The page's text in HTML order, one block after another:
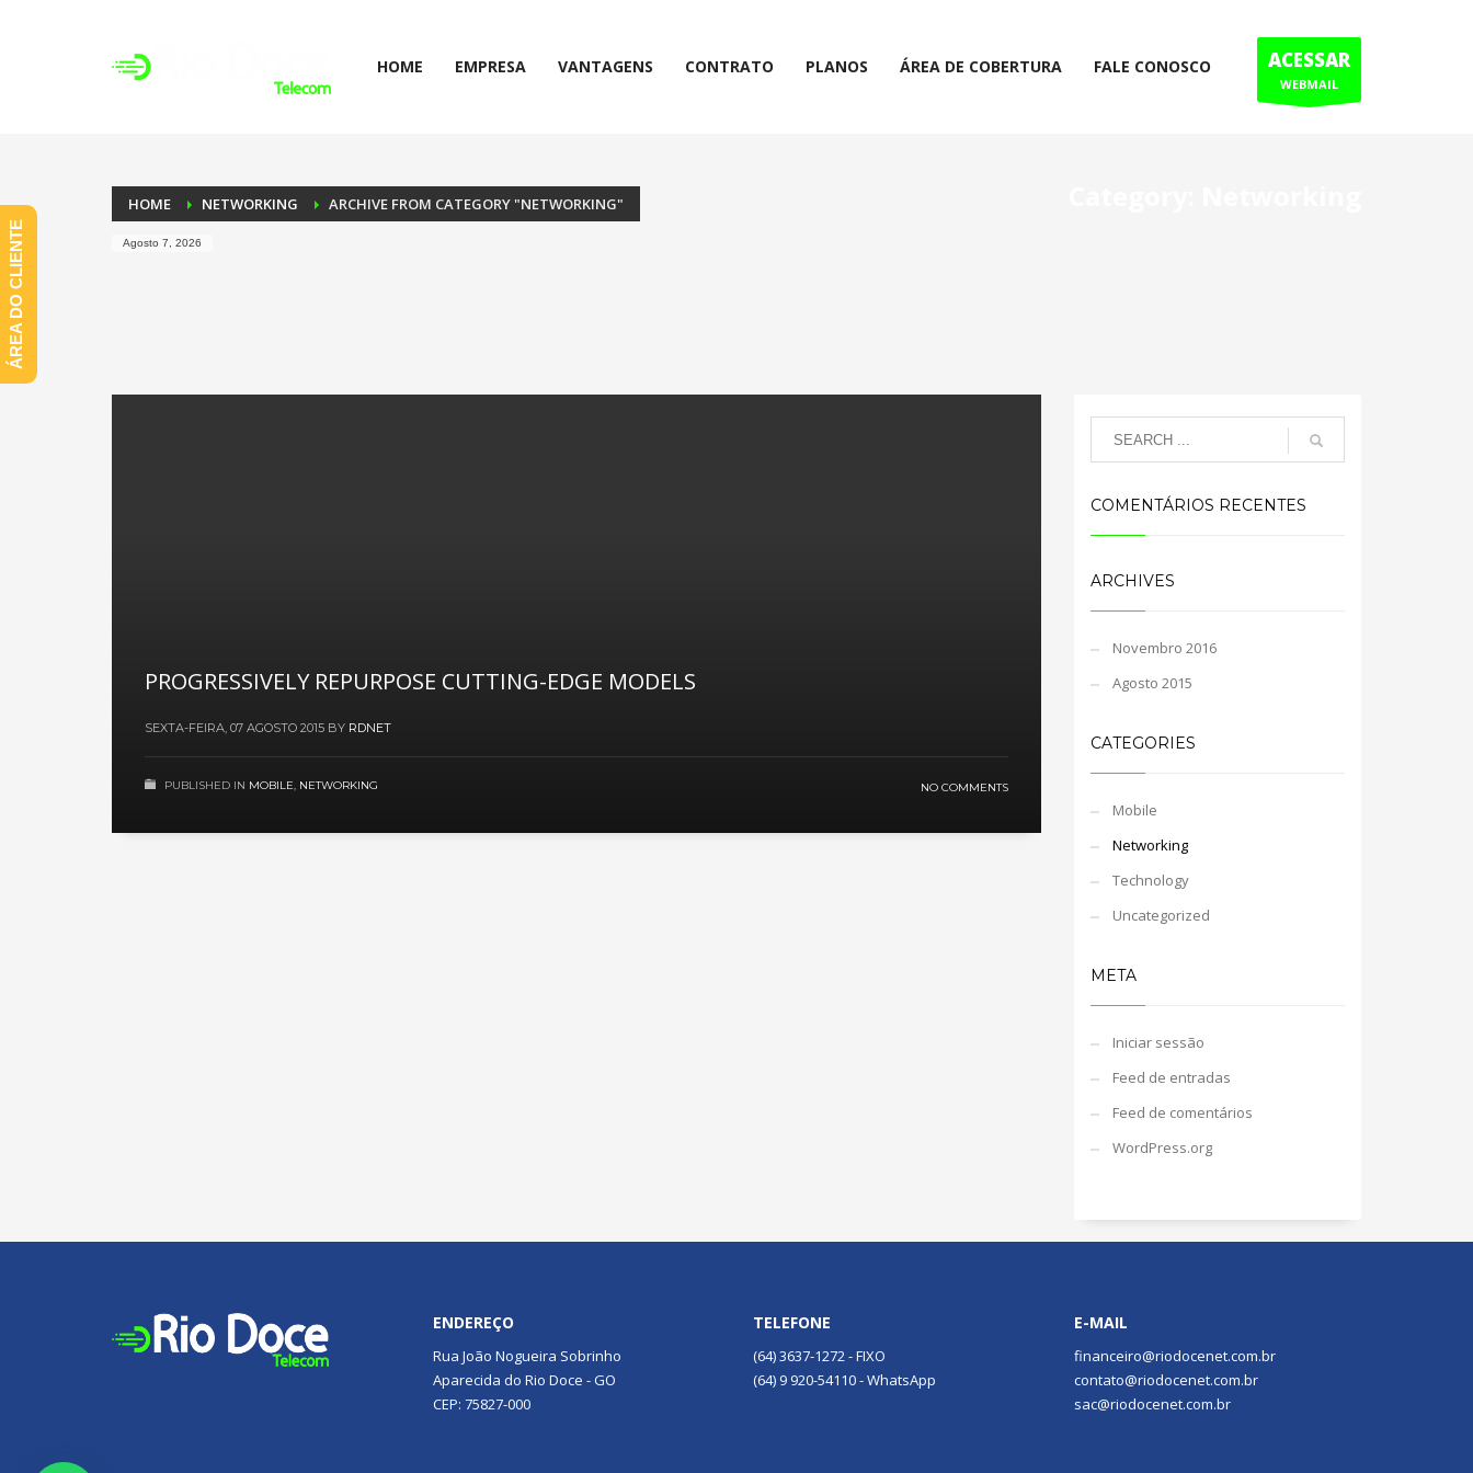
HOME EMPRESA VANTAGENS CONTRATO PLANOS ÁREA DE COBERTURA FALE CONOSCO ACESSAR
WEBMAIL
HOME NETWORKING ARCHIVE FROM CATEGORY "NETWORKING"
Agosto 7, 2026
PROGRESSIVELY REPURPOSE CUTTING-EDGE MODELS
SEXTA-FEIRA, 07 AGOSTO 2015 BY RDNET
PUBLISHED IN MOBILE, NETWORKING NO COMMENTS
COMENTÁRIOS RECENTES
ARCHIVES
Novembro 2016
Agosto 2015
CATEGORIES
Mobile
Networking
Technology
Uncategorized
META
Iniciar sessão
Feed de entradas
Feed de comentários
WordPress.org
ENDEREÇO
Rua João Nogueira Sobrinho
Aparecida do Rio Doce - GO
CEP: 75827-000
TELEFONE
(64) 3637-1272 - FIXO
(64) 9 920-54110 - WhatsApp
E-MAIL
financeiro@riodocenet.com.br
contato@riodocenet.com.br
sac@riodocenet.com.br
ÁREA DO CLIENTE